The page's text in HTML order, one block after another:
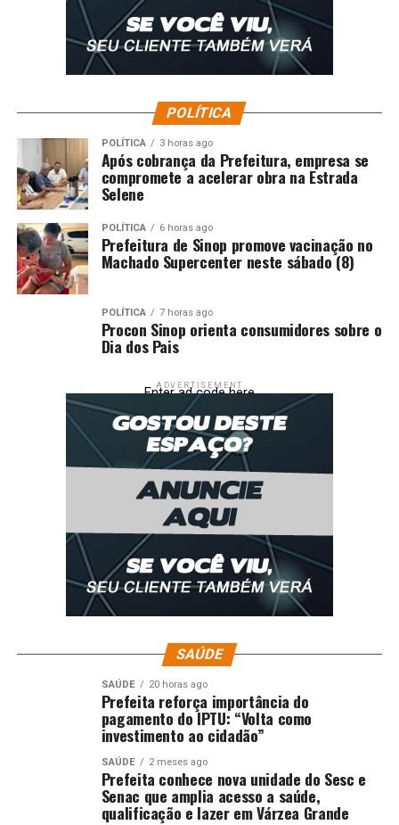
POLÍTICA
POLÍTICA 3 horas ago
Após cobrança da Prefeitura, empresa se
compromete a acelerar obra na Estrada
Selene
POLÍTICA 6 horas ago
Prefeitura de Sinop promove vacinação no
Machado Supercenter neste sábado (8)
POLÍTICA 7 horas ago
Procon Sinop orienta consumidores sobre o
Dia dos Pais
ADVERTISEMENT
Enter ad code here
SAÚDE
SAÚDE 20 horas ago
Prefeita reforça importância do
pagamento do IPTU: “Volta como
investimento ao cidadão”
SAÚDE 2 meses ago
Prefeita conhece nova unidade do Sesc e
Senac que amplia acesso a saúde,
qualificação e lazer em Várzea Grande